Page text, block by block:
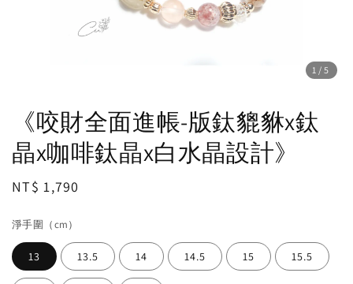
1 /5
《咬財全面進帳-版鈦貔貅x鈦
晶x咖啡鈦晶x白水晶設計》
Regular
NT$ 1,790
淨手圍（cm）
13 13.5 14 14.5 15 15.5